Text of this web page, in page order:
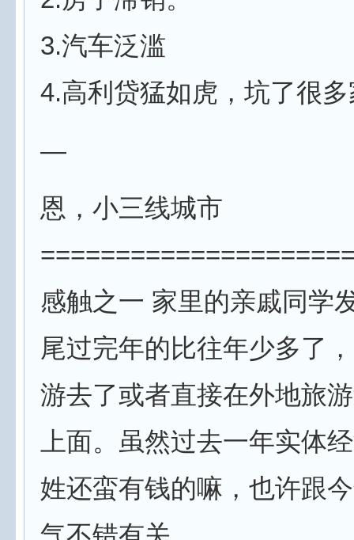
3.汽车泛滥
4.高利贷猛如虎，坑了很
—
恩，小三线城市
感触之一 家里的亲戚同学
尾过完年的比往年少多了
游去了或者直接在外地旅
上面。虽然过去一年实体
姓还蛮有钱的嘛，也许跟